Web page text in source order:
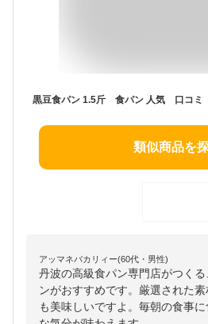
類似商品を
アッマネバカリィー(60代・男性)
丹波の高級食パン専門店がつく
ンがおすすめです。厳選された
も美味しいですよ。毎朝の食事